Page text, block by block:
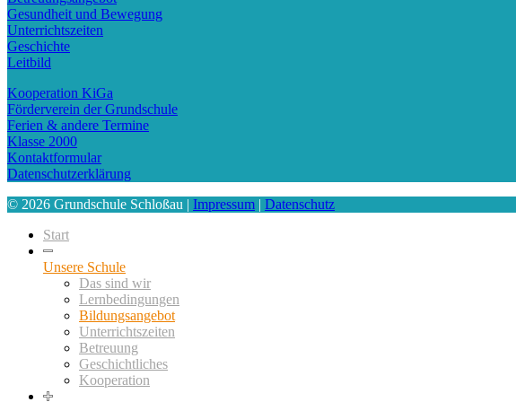
Gesundheit und Bewegung
Unterrichtszeiten
Geschichte
Leitbild
Kooperation KiGa
Förderverein der Grundschule
Ferien & andere Termine
Klasse 2000
Kontaktformular
Datenschutzerklärung
© 2026 Grundschule Schloßau | Impressum | Datenschutz
Start
Unsere Schule
Das sind wir
Lernbedingungen
Bildungsangebot
Unterrichtszeiten
Betreuung
Geschichtliches
Kooperation